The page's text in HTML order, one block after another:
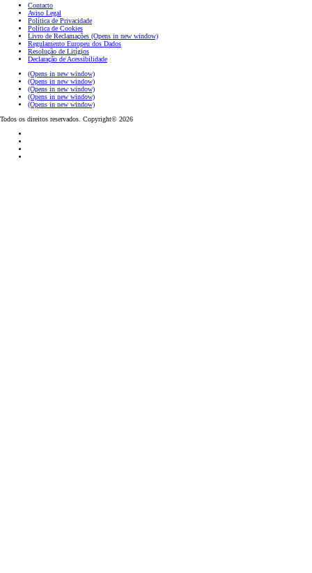
Contacto
Aviso Legal
Política de Privacidade
Política de Cookies
Livro de Reclamações (Opens in new window)
Regulamento Europeu dos Dados
Resolução de Litígios
Declaração de Acessibilidade
(Opens in new window)
(Opens in new window)
(Opens in new window)
(Opens in new window)
(Opens in new window)
Todos os direitos reservados. Copyright© 2026